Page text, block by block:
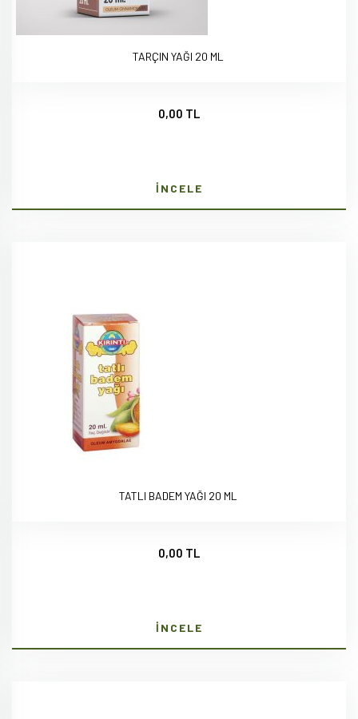
TARÇIN YAĞI 20 ML
0,00 TL
İNCELE
TATLI BADEM YAĞI 20 ML
0,00 TL
İNCELE